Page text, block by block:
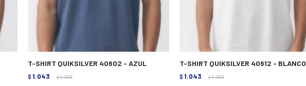
T-SHIRT QUIKSILVER 40602 - AZUL
$ 1.043 $ 1.490
T-SHIRT QUIKSILVER 40612 - BLANCO
$ 1.043 $ 1.490